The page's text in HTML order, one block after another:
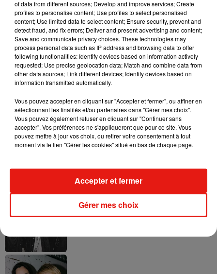
— Ellen DeGeneres (@TheEllenShow)25 octobre 2017
How is this acceptable with everything going on in
Hollywood. If it was a man he would be blasted. Oh, that’s
right she is lesbian.#unreal
— deploravet�xÈ️�x!Èx!� (@jMOTOrist) 25
octobre 2017
to do with treating others as objects. I love Ellen but gotta
say stupid post
— KT designs (@ktadamsdesigns)29 octobre 2017
RÜFÜS DU SOL annonce un nouvel
of data from different sources; Develop and improve services; Create
profiles to personalise content; Use profiles to select personalised
content; Use limited data to select content; Ensure security, prevent and
detect fraud, and fix errors; Deliver and present advertising and content;
Save and communicate privacy choices. These technologies may
process personal data such as IP address and browsing data to offer
following functionalities: Identify devices based on information actively
requested; Use precise geolocation data; Match and combine data from
other data sources; Link different devices; Identify devices based on
information transmitted automatically.
Vous pouvez accepter en cliquant sur "Accepter et fermer", ou affiner en
sélectionnant les finalités et/ou partenaires dans "Gérer mes choix".
Vous pouvez également refuser en cliquant sur "Continuer sans
accepter". Vos préférences ne s'appliqueront que pour ce site. Vous
pouvez mettre à jour vos choix, ou retirer votre consentement à tout
moment via le lien "Gérer les cookies" situé en bas de chaque page.
Gérer mes choix
Accepter et fermer